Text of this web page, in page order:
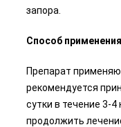
запора.
Способ
Препарат
рекомендуется
сутки в течение 3-
продолжить